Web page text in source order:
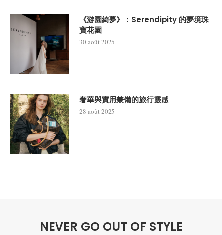
《游園綺夢》：Serendipity 的夢境珠
寶花園
30 août 2025
奢華與實用兼備的旅行靈感
28 août 2025
NEVER GO OUT OF STYLE